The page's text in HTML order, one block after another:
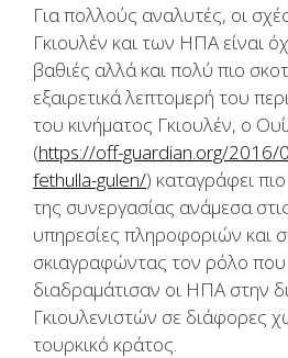
Για πολλούς αναλυτές, οι
Γκιουλέν και των ΗΠΑ είναι
βαθιές αλλά και πολύ πιο
εξαιρετικά λεπτομερή του
του κινήματος Γκιουλέν, ο
(https://off-guardian.org/2016/
fethulla-gulen/) καταγράφει
της συνεργασίας ανάμεσα
υπηρεσίες πληροφοριών και
σκιαγραφώντας τον ρόλο
διαδραμάτισαν οι ΗΠΑ στην
Γκιουλενιστών σε διάφορες
τουρκικό κράτος.